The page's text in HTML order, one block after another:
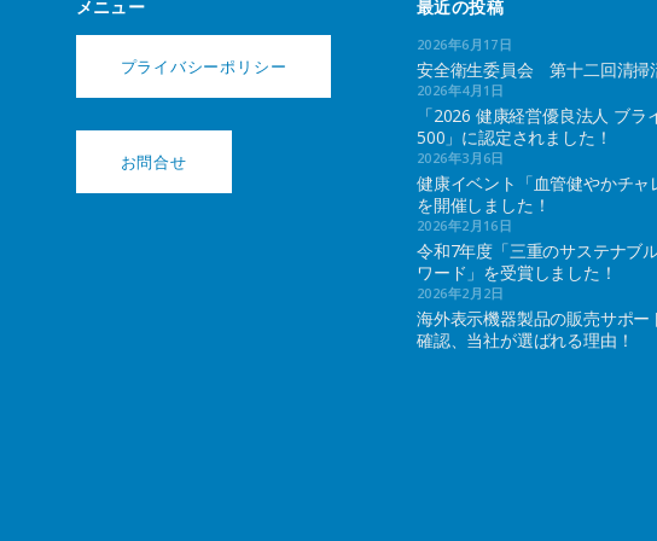
メニュー
プライバシーポリシー
お問合せ
最近の投稿
2026年6月17日
安全衛生委員会 第十二回清掃
2026年4月1日
「2026 健康経営優良法人 ブラ
500」に認定されました！
2026年3月6日
健康イベント「血管健やかチャ
を開催しました！
2026年2月16日
令和7年度「三重のサステナブ
ワード」を受賞しました！
2026年2月2日
海外表示機器製品の販売サポー
確認、当社が選ばれる理由！